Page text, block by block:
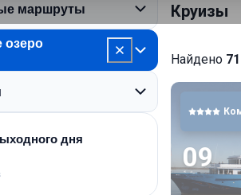
маршруты
озеро
дня
В каютах
На
на
ПИТАНИЕ
На борту
Круизы
Найдено 71
09